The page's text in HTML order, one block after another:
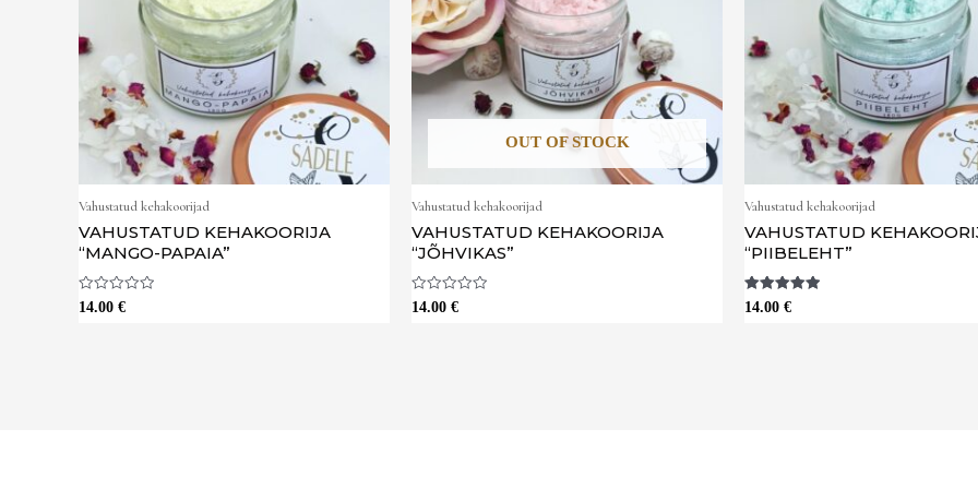
Vahustatud kehakoorijad
VAHUSTATUD KEHAKOORIJA
“MANGO-PAPAIA”
Hinnanguga
0
14.00 €
OUT OF STOCK
Vahustatud kehakoorijad
VAHUSTATUD KEHAKOORIJA
“JÕHVIKAS”
Hinnanguga
0
14.00 €
Vahustatud kehakoorijad
VAHUSTATUD
“PIIBELEHT”
Hinnanguga
5.00
14.00 €